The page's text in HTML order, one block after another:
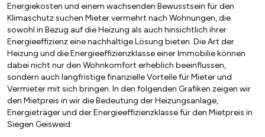
Energiekosten und einem wachsenden Bewusstsein für den
Klimaschutz suchen Mieter vermehrt nach Wohnungen, die
sowohl in Bezug auf die Heizung als auch hinsichtlich ihrer
Energieeffizienz eine nachhaltige Lösung bieten. Die Art der
Heizung und die Energieeffizienzklasse einer Immobilie können
dabei nicht nur den Wohnkomfort erheblich beeinflussen,
sondern auch langfristige finanzielle Vorteile für Mieter und
Vermieter mit sich bringen. In den folgenden Grafiken zeigen wir
den Mietpreis in wir die Bedeutung der Heizungsanlage,
Energieträger und der Energieeffizienzklasse für den Mietpreis in
Siegen Geisweid: